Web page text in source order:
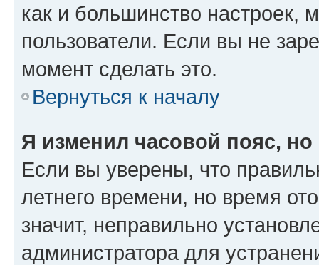
как и большинство настроек,
пользователи. Если вы не
момент сделать это.
Вернуться к началу
Я изменил часовой пояс,
Если вы уверены, что
летнего времени, но время
значит, неправильно
администратора для